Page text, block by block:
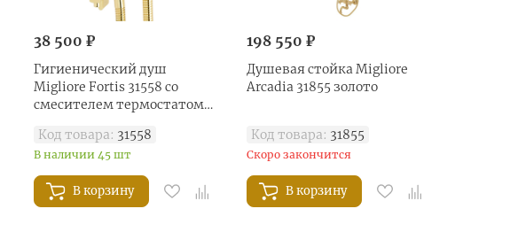
38 500 ₽
Гигиенический душ
Migliore Fortis 31558 со
смесителем термостатом
Код товара: 31558
В наличии 45 шт
В корзину
198 550 ₽
Душевая стойка Migliore
Arcadia 31855 золото
Код товара: 31855
Скоро закончится
В корзину